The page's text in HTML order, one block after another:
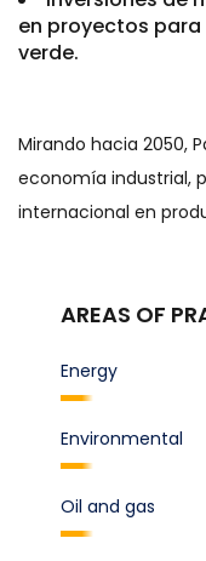
en proyectos
verde.
Mirando hacia 2050,
economía industrial,
internacional en
AREAS OF
Energy
Environmental
Oil and gas